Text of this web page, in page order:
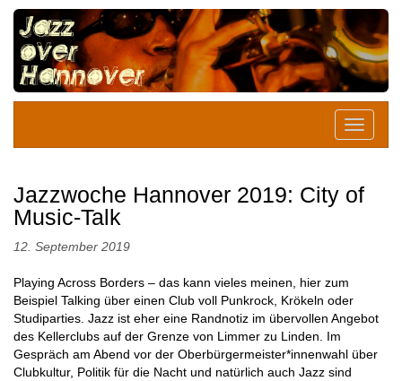
Jazzwoche Hannover 2019: City of
Music-Talk
12. September 2019
Playing Across Borders – das kann vieles meinen, hier zum
Beispiel Talking über einen Club voll Punkrock, Krökeln oder
Studiparties. Jazz ist eher eine Randnotiz im übervollen Angebot
des Kellerclubs auf der Grenze von Limmer zu Linden. Im
Gespräch am Abend vor der Oberbürgermeister*innenwahl über
Clubkultur, Politik für die Nacht und natürlich auch Jazz sind